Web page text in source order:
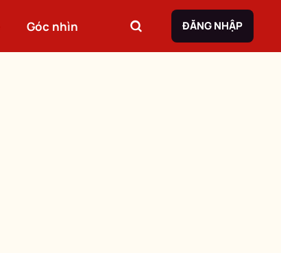
Góc nhìn ĐĂNG NHẬP